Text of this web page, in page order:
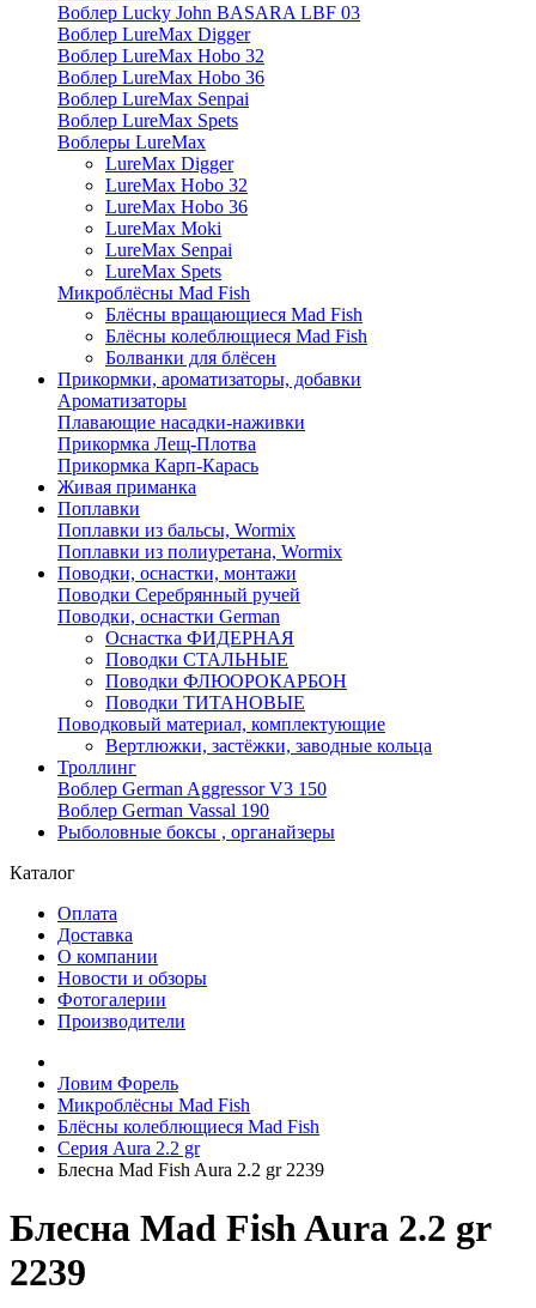
Воблер Lucky John BASARA LBF 03
Воблер LureMax Digger
Воблер LureMax Hobo 32
Воблер LureMax Hobo 36
Воблер LureMax Senpai
Воблер LureMax Spets
Воблеры LureMax
LureMax Digger
LureMax Hobo 32
LureMax Hobo 36
LureMax Moki
LureMax Senpai
LureMax Spets
Микроблёсны Mad Fish
Блёсны вращающиеся Mad Fish
Блёсны колеблющиеся Mad Fish
Болванки для блёсен
Прикормки, ароматизаторы, добавки
Ароматизаторы
Плавающие насадки-наживки
Прикормка Лещ-Плотва
Прикормка Карп-Карась
Живая приманка
Поплавки
Поплавки из бальсы, Wormix
Поплавки из полиуретана, Wormix
Поводки, оснастки, монтажи
Поводки Серебрянный ручей
Поводки, оснастки German
Оснастка ФИДЕРНАЯ
Поводки СТАЛЬНЫЕ
Поводки ФЛЮОРОКАРБОН
Поводки ТИТАНОВЫЕ
Поводковый материал, комплектующие
Вертлюжки, застёжки, заводные кольца
Троллинг
Воблер German Aggressor V3 150
Воблер German Vassal 190
Рыболовные боксы , органайзеры
Каталог
Оплата
Доставка
О компании
Новости и обзоры
Фотогалерии
Производители
Ловим Форель
Микроблёсны Mad Fish
Блёсны колеблющиеся Mad Fish
Серия Aura 2.2 gr
Блесна Mad Fish Aura 2.2 gr 2239
Блесна Mad Fish Aura 2.2 gr
2239